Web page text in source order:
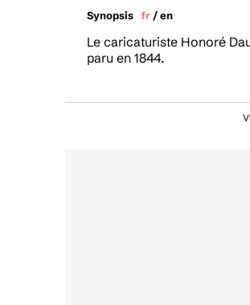
Synopsis fr/en
Le caricaturiste Honoré
paru en 1844.